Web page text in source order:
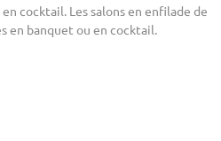
cocktail. Les salons en enfilade de
en banquet ou en cocktail.